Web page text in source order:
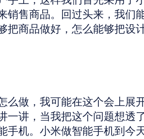
销售商品。回过头来，我们
把商品做好，怎么能够把设
做，我可能在这个会上展
一讲，当我把这个问题想透
手机。小米做智能手机到今